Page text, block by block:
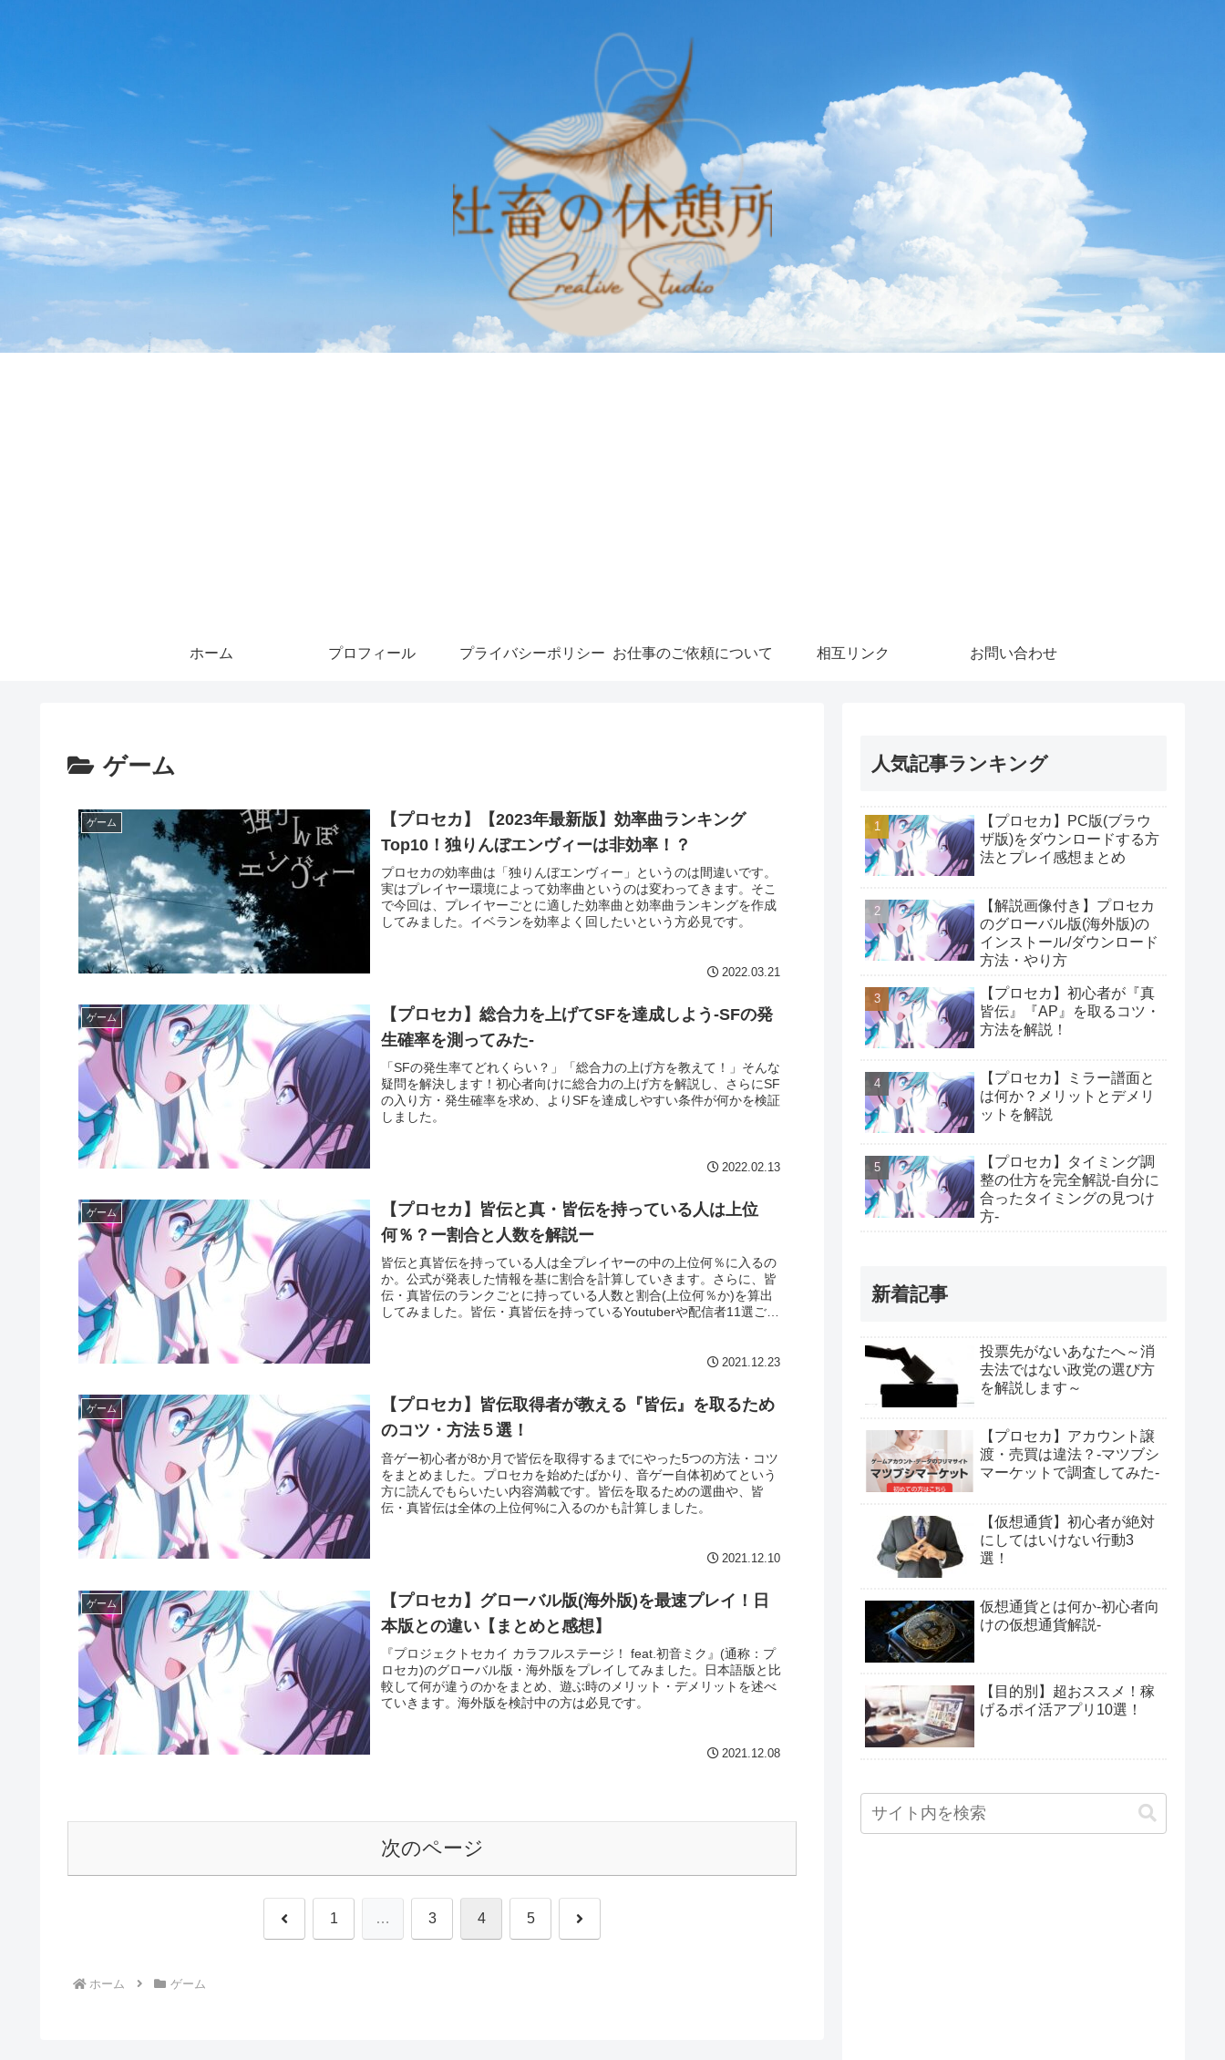
ホーム プロフィール プライバシーポリシー お仕事のご依頼について 相互リンク お問い合わせ
ゲーム
ゲーム
【プロセカ】【2023年最新版】効率曲ランキング
Top10！独りんぼエンヴィーは非効率！？
プロセカの効率曲は「独りんぼエンヴィー」というのは間違いです。
実はプレイヤー環境によって効率曲というのは変わってきます。そこ
で今回は、プレイヤーごとに適した効率曲と効率曲ランキングを作成
してみました。イベランを効率よく回したいという方必見です。
2022.03.21
ゲーム
【プロセカ】総合力を上げてSFを達成しよう-SFの発
生確率を測ってみた-
「SFの発生率てどれくらい？」「総合力の上げ方を教えて！」そんな
疑問を解決します！初心者向けに総合力の上げ方を解説し、さらにSF
の入り方・発生確率を求め、よりSFを達成しやすい条件が何かを検証
しました。
2022.02.13
ゲーム
【プロセカ】皆伝と真・皆伝を持っている人は上位
何％？ー割合と人数を解説ー
皆伝と真皆伝を持っている人は全プレイヤーの中の上位何％に入るの
か。公式が発表した情報を基に割合を計算していきます。さらに、皆
伝・真皆伝のランクごとに持っている人数と割合(上位何％か)を算出
してみました。皆伝・真皆伝を持っているYoutuberや配信者11選ご紹
2021.12.23
ゲーム
【プロセカ】皆伝取得者が教える『皆伝』を取るため
のコツ・方法５選！
音ゲー初心者が8か月で皆伝を取得するまでにやった5つの方法・コツ
をまとめました。プロセカを始めたばかり、音ゲー自体初めてという
方に読んでもらいたい内容満載です。皆伝を取るための選曲や、皆
伝・真皆伝は全体の上位何%に入るのかも計算しました。
2021.12.10
ゲーム
【プロセカ】グローバル版(海外版)を最速プレイ！日
本版との違い【まとめと感想】
『プロジェクトセカイ カラフルステージ！ feat.初音ミク』(通称：プ
ロセカ)のグローバル版・海外版をプレイしてみました。日本語版と比
較して何が違うのかをまとめ、遊ぶ時のメリット・デメリットを述べ
ていきます。海外版を検討中の方は必見です。
2021.12.08
次のページ
前 1 … 3 4 5 次
ホーム ゲーム
人気記事ランキング
【プロセカ】PC版(ブラウ
ザ版)をダウンロードする方
法とプレイ感想まとめ
【解説画像付き】プロセカ
のグローバル版(海外版)の
インストール/ダウンロード
方法・やり方
【プロセカ】初心者が『真
皆伝』『AP』を取るコツ・
方法を解説！
【プロセカ】ミラー譜面と
は何か？メリットとデメリ
ットを解説
【プロセカ】タイミング調
整の仕方を完全解説-自分に
合ったタイミングの見つけ
方-
新着記事
投票先がないあなたへ～消
去法ではない政党の選び方
を解説します～
【プロセカ】アカウント譲
渡・売買は違法？-マツブシ
マーケットで調査してみた-
【仮想通貨】初心者が絶対
にしてはいけない行動3
選！
仮想通貨とは何か-初心者向
けの仮想通貨解説-
【目的別】超おススメ！稼
げるポイ活アプリ10選！